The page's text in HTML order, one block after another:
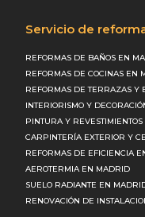
Servicio de
REFORMAS DE BAÑOS EN
REFORMAS DE COCINAS EN
REFORMAS DE TERRAZAS Y
INTERIORISMO Y
PINTURA Y
CARPINTERÍA EXTERIOR Y
REFORMAS DE EFICIENCIA
AEROTERMIA EN MADRID
SUELO RADIANTE EN
RENOVACIÓN DE